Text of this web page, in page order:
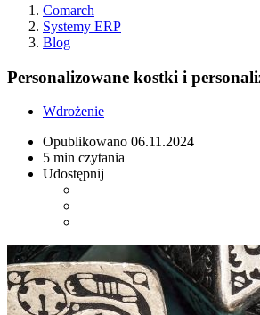
Comarch
Systemy ERP
Blog
Personalizowane kostki i
Wdrożenie
Opublikowano 06.11.2024
5 min czytania
Udostępnij